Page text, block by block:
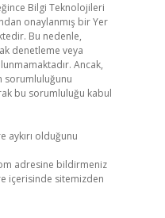
Bilgi Teknolojileri
onaylanmış bir Yer
Bu nedenle,
denetleme veya
Ancak,
sorumluluğunu
bu sorumluluğu kabul
aykırı olduğunu
adresine bildirmeniz
içerisinde sitemizden